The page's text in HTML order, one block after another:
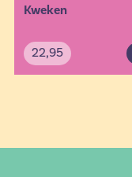
Kweken
22,95